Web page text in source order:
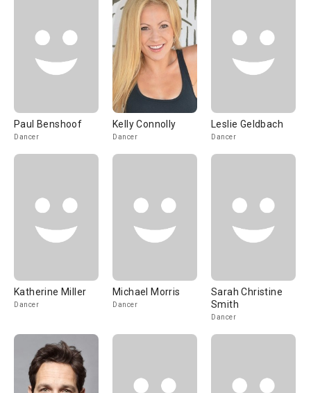
Paul Benshoof
Dancer
Kelly Connolly
Dancer
Leslie Geldbach
Dancer
Katherine Miller
Dancer
Michael Morris
Dancer
Sarah Christine
Smith
Dancer